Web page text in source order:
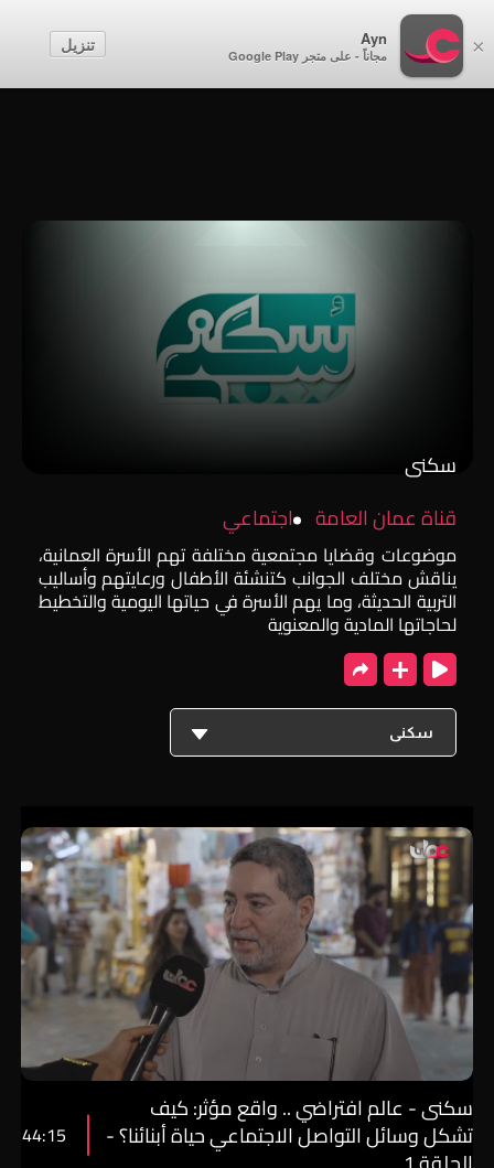
×
Ayn
مجاناً - على متجر Google Play
تنزيل
إنشاء حساب
سكنى
قناة عمان العامة
اجتماعي
موضوعات وقضايا مجتمعية مختلفة تهم الأسرة العمانية،
يناقش مختلف الجوانب كتنشئة الأطفال ورعايتهم وأساليب
التربية الحديثة، وما يهم الأسرة في حياتها اليومية والتخطيط
لحاجاتها المادية والمعنوية
سكنى
سكنى - عالم افتراضي .. واقع مؤثر: كيف
تشكل وسائل التواصل الاجتماعي حياة أبنائنا؟ - 44:15